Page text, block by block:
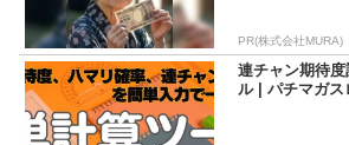
PR(株式会社MURA)
連チャン期待
ル | パチマガス